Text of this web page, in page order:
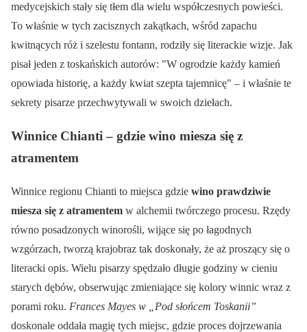
medycejskich stały się tłem dla wielu współczesnych powieści.
To właśnie w tych zacisznych zakątkach, wśród zapachu
kwitnących róż i szelestu fontann, rodziły się literackie wizje. Jak
pisał jeden z toskańskich autorów:
W ogrodzie każdy kamień
opowiada historię, a każdy kwiat szepta tajemnicę
– i właśnie te
sekrety pisarze przechwytywali w swoich dziełach.
Winnice Chianti – gdzie wino miesza się z
atramentem
Winnice regionu Chianti to miejsca gdzie wino prawdziwie
miesza się z atramentem w alchemii twórczego procesu. Rzędy
równo posadzonych winorośli, wijące się po łagodnych
wzgórzach, tworzą krajobraz tak doskonały, że aż proszący się o
literacki opis. Wielu pisarzy spędzało długie godziny w cieniu
starych dębów, obserwując zmieniające się kolory winnic wraz z
porami roku. Frances Mayes w „Pod słońcem Toskanii”
doskonale oddała magię tych miejsc, gdzie proces dojrzewania